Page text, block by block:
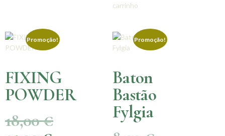
carrinho
Promoção!
FIXING
POWDER
18,00€
Promoção!
Baton
Bastão
Fylgia